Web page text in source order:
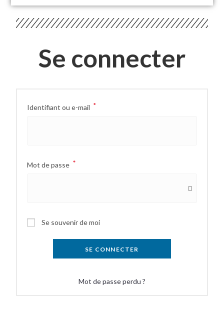
Se connecter
Identifiant ou e-mail *
Mot de passe *
Se souvenir de moi
SE CONNECTER
Mot de passe perdu ?